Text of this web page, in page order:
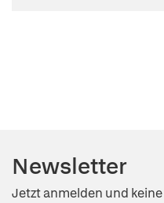
Newsletter
Jetzt anmelden und